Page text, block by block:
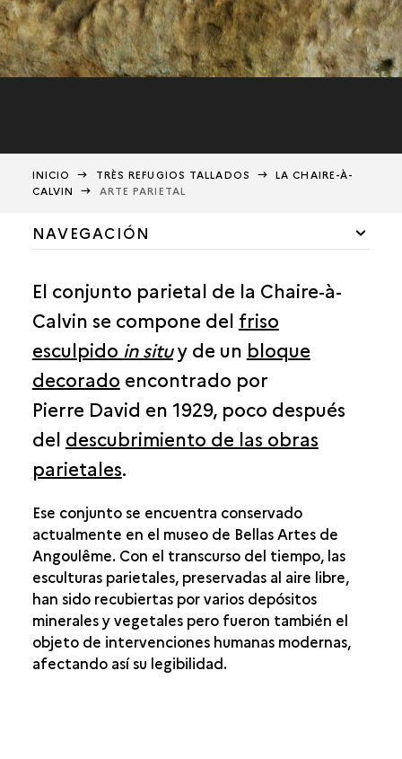
INICIO TRÈS REFUGIOS TALLADOS
LA CHAIRE-À-
CALVIN
ARTE PARIETAL
NAVEGACIÓN
CONTEXTO
El conjunto parietal de la Chaire-à-
Calvin se compone del friso
esculpido in situy de un bloque
decorado encontrado por
Pierre David en 1929, poco después
del descubrimiento de las obras
parietales.
Ese conjunto se encuentra conservado
actualmente en el museo de Bellas Artes de
Angoulême. Con el transcurso del tiempo, las
esculturas parietales, preservadas al aire libre,
han sido recubiertas por varios depósitos
minerales y vegetales pero fueron también el
objeto de intervenciones humanas modernas,
afectando así su legibilidad.